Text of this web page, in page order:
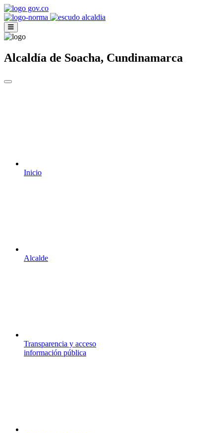
Alcaldía de Soacha, Cundinamarca
Inicio
Alcalde
Transparencia y acceso
información pública